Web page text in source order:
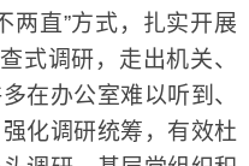
直”方式，扎实开展
式调研，走出机关、
在办公室难以听到、
化调研统筹，有效杜